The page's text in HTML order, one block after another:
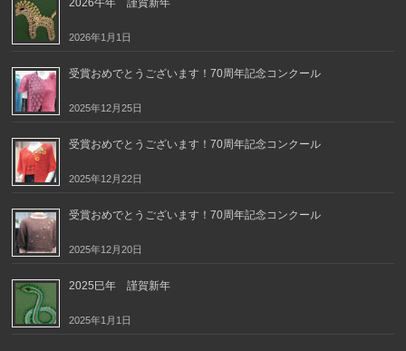
2026午年 謹賀新年
2026年1月1日
受賞おめでとうございます！70周年記念コンクール
2025年12月25日
受賞おめでとうございます！70周年記念コンクール
2025年12月22日
受賞おめでとうございます！70周年記念コンクール
2025年12月20日
2025巳年 謹賀新年
2025年1月1日